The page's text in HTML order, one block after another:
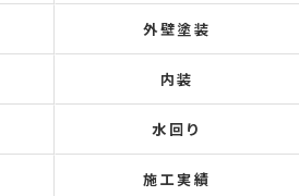
外壁塗装
内装
水回り
施工実績